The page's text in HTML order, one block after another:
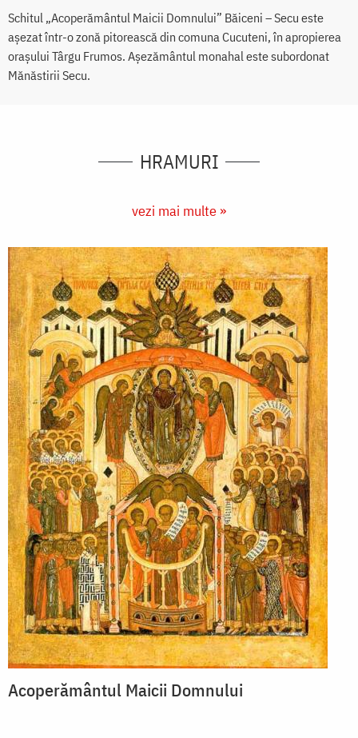
Schitul „Acoperământul Maicii Domnului” Băiceni – Secu este
așezat într-o zonă pitorească din comuna Cucuteni, în apropierea
orașului Târgu Frumos. Așezământul monahal este subordonat
Mănăstirii Secu.
HRAMURI
vezi mai multe »
Acoperământul Maicii Domnului